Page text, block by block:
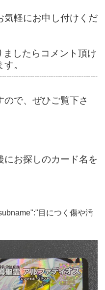
軽にお申し付けくだ
したらコメント頂け
。
で、ぜひご覧下さ
にお探しのカード名を
目につく傷や汚